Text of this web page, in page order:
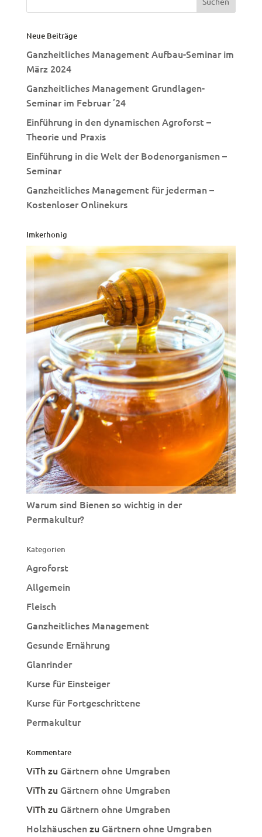
Neue Beiträge
Ganzheitliches Management Aufbau-Seminar im
März 2024
Ganzheitliches Management Grundlagen-
Seminar im Februar ’24
Einführung in den dynamischen Agroforst –
Theorie und Praxis
Einführung in die Welt der Bodenorganismen –
Seminar
Ganzheitliches Management für jederman –
Kostenloser Onlinekurs
Imkerhonig
Warum sind Bienen so wichtig in der
Permakultur?
Kategorien
Agroforst
Allgemein
Fleisch
Ganzheitliches Management
Gesunde Ernährung
Glanrinder
Kurse für Einsteiger
Kurse für Fortgeschrittene
Permakultur
Kommentare
ViThzu Gärtnern ohne Umgraben
ViThzu Gärtnern ohne Umgraben
ViThzu Gärtnern ohne Umgraben
Holzhäuschenzu Gärtnern ohne Umgraben